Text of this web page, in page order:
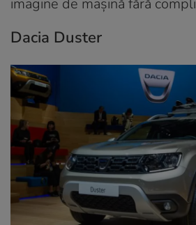
imagine de mașină fără
Dacia Duster